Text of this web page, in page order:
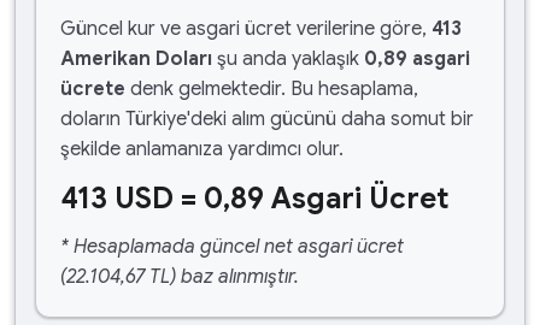
Güncel kur ve asgari ücret verilerine göre, 413
Amerikan Doları şu anda yaklaşık 0,89 asgari
ücrete denk gelmektedir. Bu hesaplama,
doların Türkiye'deki alım gücünü daha somut bir
şekilde anlamanıza yardımcı olur.
413 USD = 0,89 Asgari Ücret
* Hesaplamada güncel net asgari ücret
(22.104,67 TL) baz alınmıştır.